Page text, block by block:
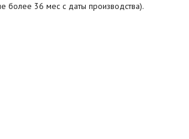
более 36 мес с даты производства).